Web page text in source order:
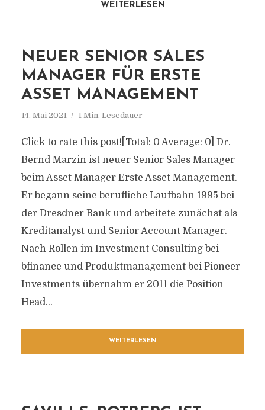
WEITERLESEN
NEUER SENIOR SALES
MANAGER FÜR ERSTE
ASSET MANAGEMENT
14. Mai 2021 1 Min. Lesedauer
Click to rate this post![Total: 0 Average: 0] Dr.
Bernd Marzin ist neuer Senior Sales Manager
beim Asset Manager Erste Asset Management.
Er begann seine berufliche Laufbahn 1995 bei
der Dresdner Bank und arbeitete zunächst als
Kreditanalyst und Senior Account Manager.
Nach Rollen im Investment Consulting bei
bfinance und Produktmanagement bei Pioneer
Investments übernahm er 2011 die Position
Head...
WEITERLESEN